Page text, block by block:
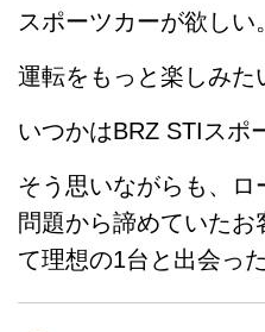
スポーツカーが欲しい。
運転をもっと楽しみた
いつかはBRZ STIスポ
そう思いながらも、
問題から諦めていたお
て理想の1台と出会っ